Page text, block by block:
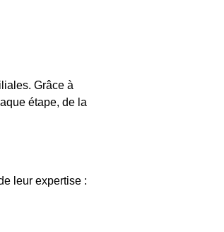
Grâce à
étape, de la
leur expertise :